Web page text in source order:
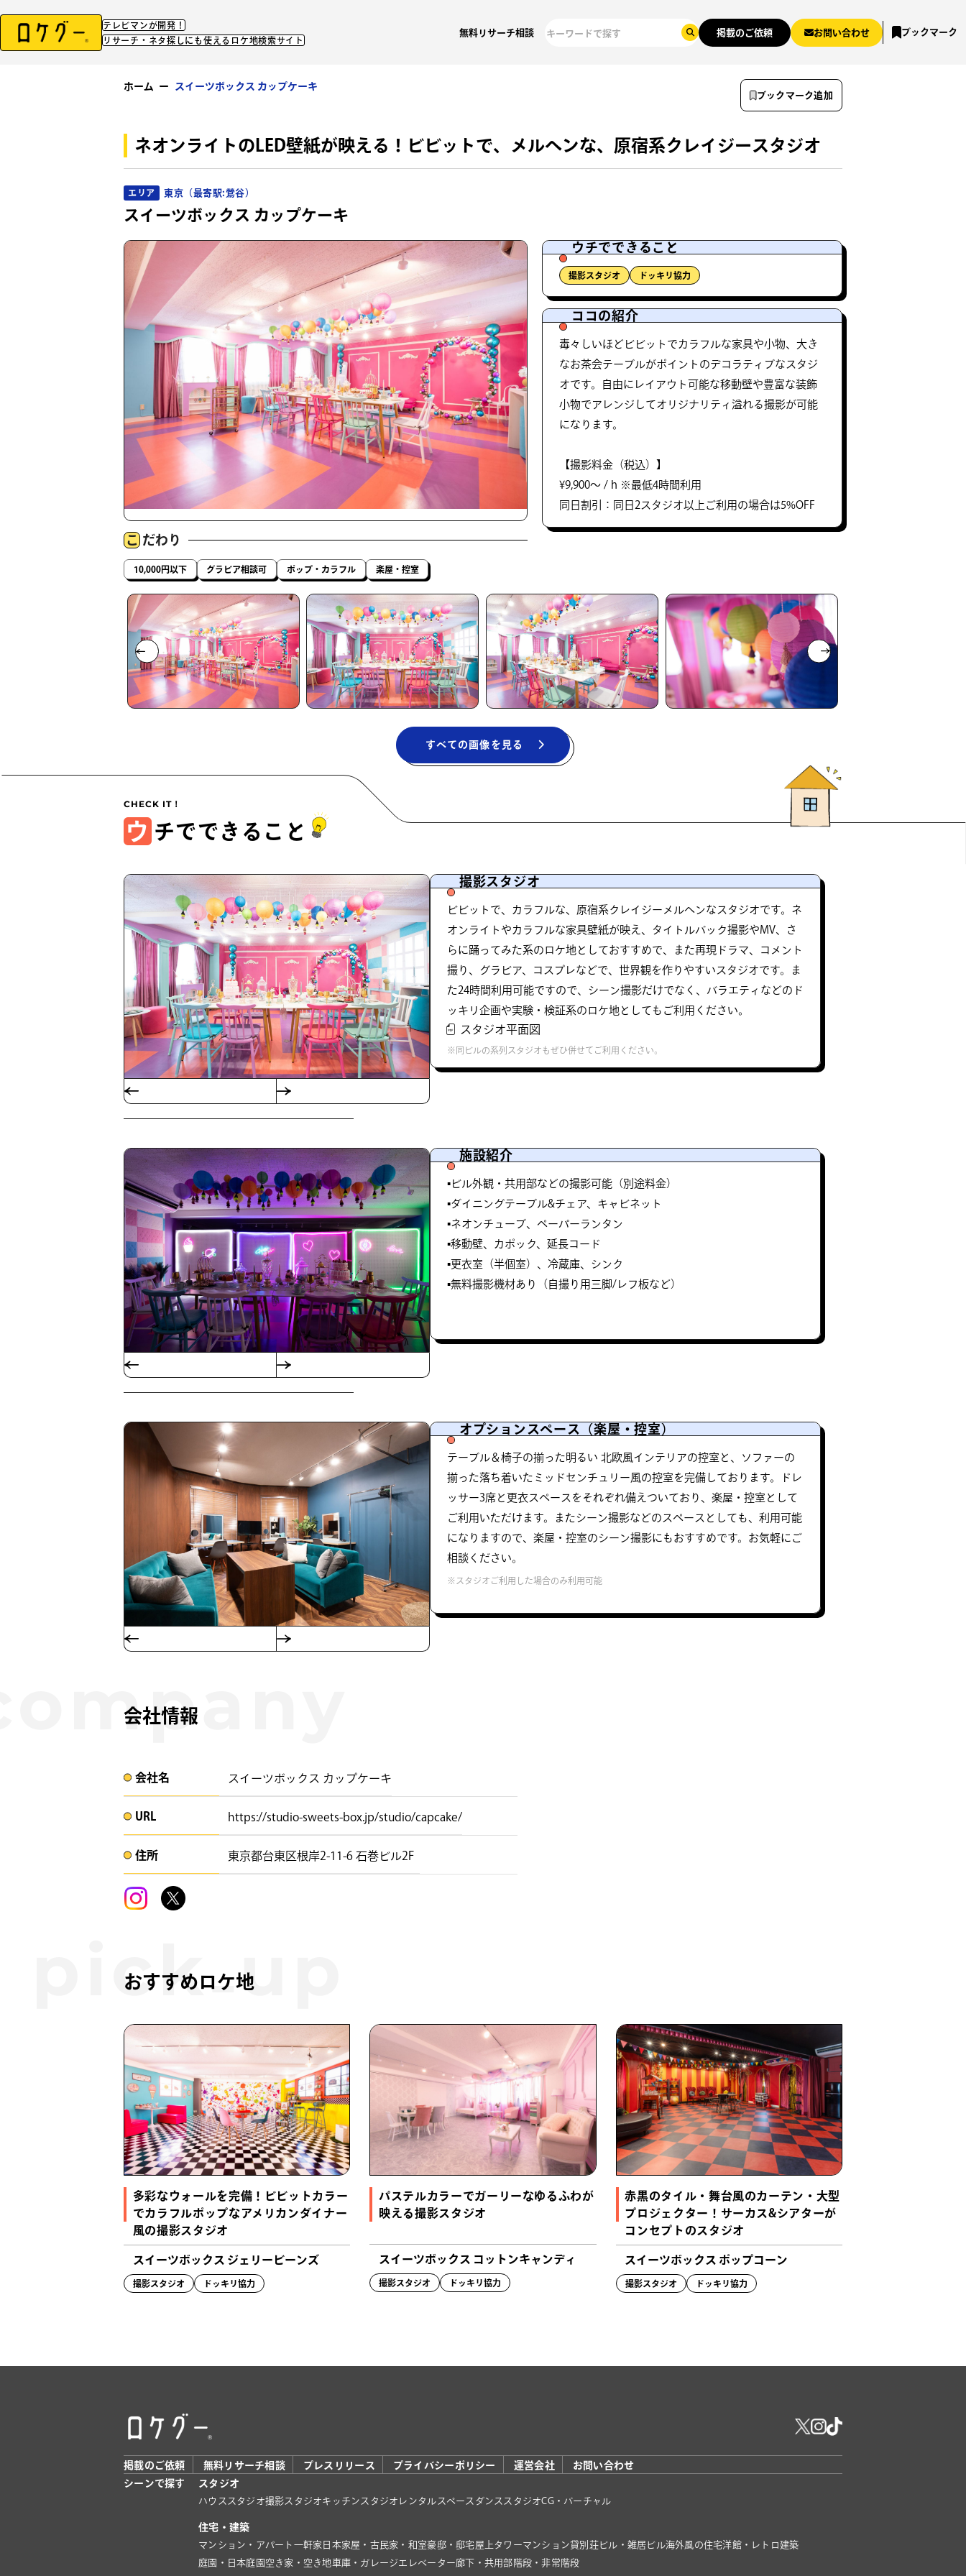
テレビマンが開発！
リサーチ・ネタ探しにも使えるロケ地検索サイト
無料リサーチ相談 掲載のご依頼 お問い合わせ ブックマーク
ホーム ー スイーツボックス カップケーキ
ネオンライトのLED壁紙が映える！ビビットで、メルヘンな、原宿系クレイジースタジオ
エリア 東京（最寄駅:鶯谷）
スイーツボックス カップケーキ
こ だわり
10,000円以下 グラビア相談可 ポップ・カラフル 楽屋・控室
ウチでできること
撮影スタジオ ドッキリ協力
ココの紹介
毒々しいほどビビットでカラフルな家具や小物、大き
なお茶会テーブルがポイントのデコラティブなスタジ
オです。自由にレイアウト可能な移動壁や豊富な装飾
小物でアレンジしてオリジナリティ溢れる撮影が可能
になります。
【撮影料金（税込）】
¥9,900〜 / h ※最低4時間利用
同日割引：同日2スタジオ以上ご利用の場合は5%OFF
すべての画像を見る
ウ チでできること
撮影スタジオ
ビビットで、カラフルな、原宿系クレイジーメルヘンなスタジオです。ネ
オンライトやカラフルな家具壁紙が映え、タイトルバック撮影やMV、さ
らに踊ってみた系のロケ地としておすすめで、また再現ドラマ、コメント
撮り、グラビア、コスプレなどで、世界観を作りやすいスタジオです。ま
た24時間利用可能ですので、シーン撮影だけでなく、バラエティなどのド
ッキリ企画や実験・検証系のロケ地としてもご利用ください。
スタジオ平面図
※同ビルの系列スタジオもぜひ併せてご利用ください。
施設紹介
▪️ビル外観・共用部などの撮影可能（別途料金）
▪️ダイニングテーブル&チェア、キャビネット
▪️ネオンチューブ、ペーパーランタン
▪️移動壁、カポック、延長コード
▪️更衣室（半個室）、冷蔵庫、シンク
▪️無料撮影機材あり（自撮り用三脚/レフ板など）
オプションスペース（楽屋・控室）
テーブル＆椅子の揃った明るい 北欧風インテリアの控室と、ソファーの
揃った落ち着いたミッドセンチュリー風の控室を完備しております。ドレ
ッサー3席と更衣スペースをそれぞれ備えついており、楽屋・控室として
ご利用いただけます。またシーン撮影などのスペースとしても、利用可能
になりますので、楽屋・控室のシーン撮影にもおすすめです。お気軽にご
相談ください。
※スタジオご利用した場合のみ利用可能
会社情報
会社名​ スイーツボックス カップケーキ
URL https://studio-sweets-box.jp/studio/capcake/
住所​​ 東京都台東区根岸2-11-6 石巻ビル2F ​ ​
おすすめロケ地
多彩なウォールを完備！ビビットカラー
でカラフルポップなアメリカンダイナー
風の撮影スタジオ
スイーツボックス ジェリービーンズ
撮影スタジオ ドッキリ協力
パステルカラーでガーリーなゆるふわが
映える撮影スタジオ
スイーツボックス コットンキャンディ
撮影スタジオ ドッキリ協力
赤黒のタイル・舞台風のカーテン・大型
プロジェクター！サーカス&シアターが
コンセプトのスタジオ
スイーツボックス ポップコーン
撮影スタジオ ドッキリ協力
ブックマーク追加
掲載のご依頼 無料リサーチ相談 プレスリリース プライバシーポリシー 運営会社
お問い合わせ
シーンで探す
スタジオ
ハウススタジオ撮影スタジオキッチンスタジオ レンタルスペース ダンススタジオCG・バーチャル
住宅・建築
マンション・アパート 一軒家 日本家屋・古民家・和室豪邸・邸宅屋上タワーマンション貸別荘ビル・雑居ビル海外風の住宅洋館・レトロ建築
庭園・日本庭園 空き家・空き地 車庫・ガレージ エレベーター廊下・共用部 階段・非常階段